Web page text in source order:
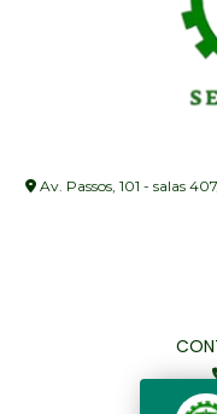
Av. Passos, 101 - salas